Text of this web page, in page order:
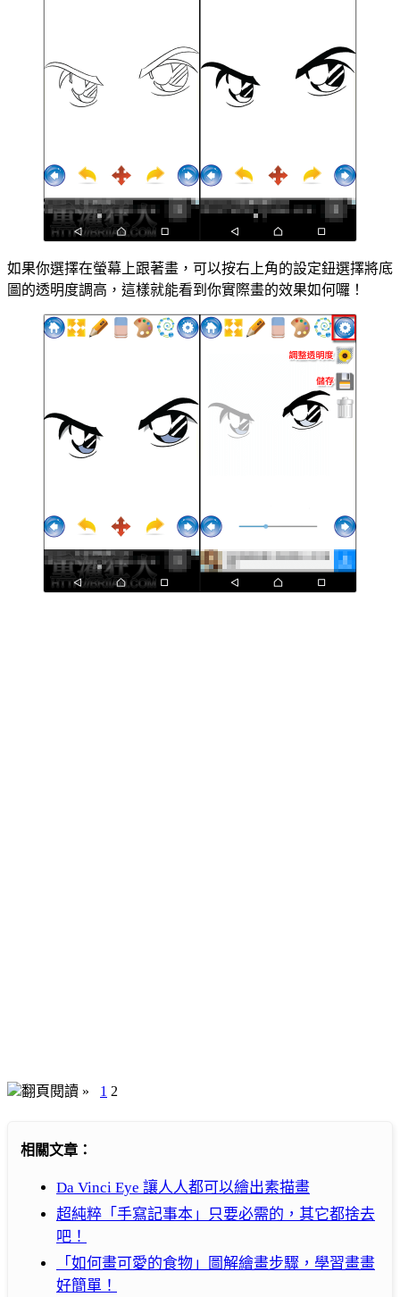
如果你選擇在螢幕上跟著畫，可以按右上角的設定鈕選擇將底
圖的透明度調高，這樣就能看到你實際畫的效果如何囉！
翻頁閱讀 » 1 2
相關文章：
Da Vinci Eye 讓人人都可以繪出素描畫
超純粹「手寫記事本」只要必需的，其它都捨去
吧！
「如何畫可愛的食物」圖解繪畫步驟，學習畫畫
好簡單！